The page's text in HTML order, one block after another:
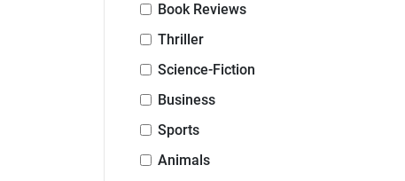
Book Reviews
Thriller
Science-Fiction
Business
Sports
Animals